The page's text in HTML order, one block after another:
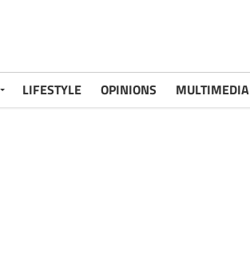
LIFESTYLE OPINIONS MULTIMEDIA